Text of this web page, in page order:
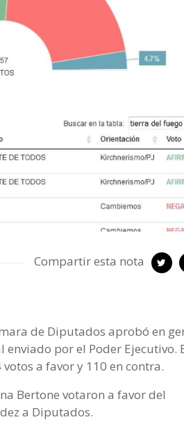
Compartir esta nota
de Diputados aprobó en
por el Poder Ejecutivo.
a favor y 110 en contra.
Bertone votaron a favor del
a Diputados.